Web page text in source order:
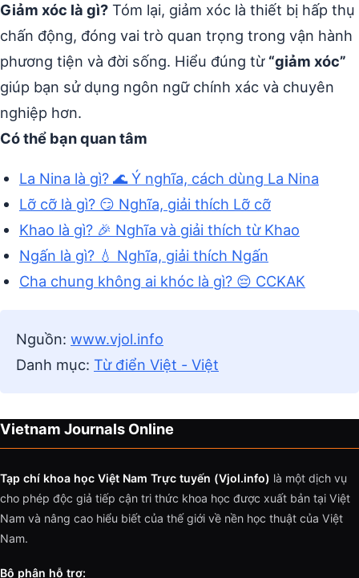
Giảm xóc là gì? Tóm lại, giảm xóc là thiết bị hấp thụ
chấn động, đóng vai trò quan trọng trong vận hành
phương tiện và đời sống. Hiểu đúng từ “giảm xóc”
giúp bạn sử dụng ngôn ngữ chính xác và chuyên
nghiệp hơn.
Có thể bạn quan tâm
La Nina là gì? 🌊 Ý nghĩa, cách dùng La Nina
Lỡ cỡ là gì? 😏 Nghĩa, giải thích Lỡ cỡ
Khao là gì? 🎉 Nghĩa và giải thích từ Khao
Ngấn là gì? 💧 Nghĩa, giải thích Ngấn
Cha chung không ai khóc là gì? 😔 CCKAК
Nguồn: www.vjol.info
Danh mục: Từ điển Việt - Việt
Vietnam Journals Online
Tạp chí khoa học Việt Nam Trực tuyến (Vjol.info) là một dịch vụ
cho phép độc giả tiếp cận tri thức khoa học được xuất bản tại Việt
Nam và nâng cao hiểu biết của thế giới về nền học thuật của Việt
Nam.
Bộ phận hỗ trợ: